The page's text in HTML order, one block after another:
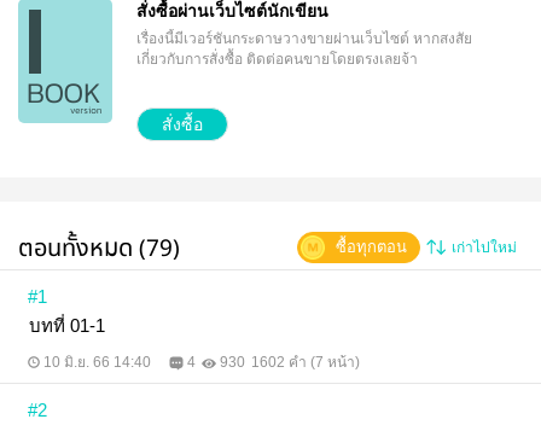
สั่งซื้อผ่านเว็บไซต์นักเขียน
เรื่องนี้มีเวอร์ชันกระดาษวางขายผ่านเว็บไซต์ หากสงสัย
เกี่ยวกับการสั่งซื้อ ติดต่อคนขายโดยตรงเลยจ้า
สั่งซื้อ
ตอนทั้งหมด (79) เก่าไปใหม่
ซื้อทุกตอน
#1
บทที่ 01-1
10 มิ.ย. 66 14:40 4 930 1602 คำ (7 หน้า)
#2